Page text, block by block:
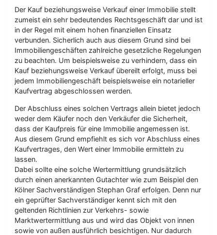
Der Kauf beziehungsweise Verkauf einer Immobilie stellt
zumeist ein sehr bedeutendes Rechtsgeschäft dar und ist
in der Regel mit einem hohen finanziellen Einsatz
verbunden. Sicherlich auch aus diesem Grund sind bei
Immobiliengeschäften zahlreiche gesetzliche Regelungen
zu beachten. Um beispielsweise zu verhindern, dass ein
Kauf beziehungsweise Verkauf übereilt erfolgt, muss bei
jedem Immobiliengeschäft beispielsweise ein notarieller
Kaufvertrag abgeschlossen werden.
Der Abschluss eines solchen Vertrags allein bietet jedoch
weder dem Käufer noch den Verkäufer die Sicherheit,
dass der Kaufpreis für eine Immobilie angemessen ist.
Aus diesem Grund empfiehlt es sich vor Abschluss eines
Kaufvertrages, den Wert einer Immobilie ermitteln zu
lassen.
Dabei sollte eine solche Wertermittlung grundsätzlich
durch einen anerkannten Gutachter wie zum Beispiel den
Kölner Sachverständigen Stephan Graf erfolgen. Denn nur
ein geprüfter Sachverständiger kennt sich mit den
geltenden Richtlinien zur Verkehrs- sowie
Marktwertermittlung aus und wird das Objekt von innen
sowie von außen ausführlich besichtigen. Nur dadurch